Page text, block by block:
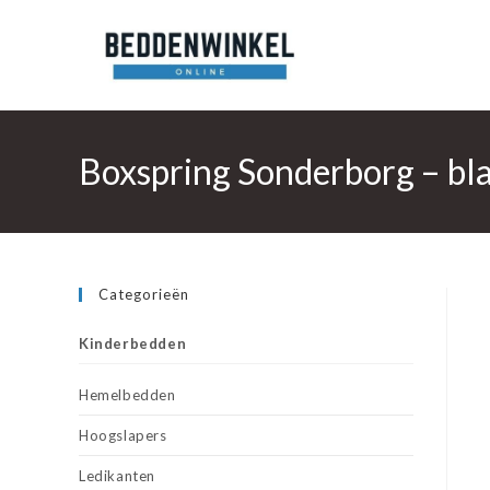
Boxspring Sonderborg –
Categorieën
Kinderbedden
Hemelbedden
Hoogslapers
Ledikanten